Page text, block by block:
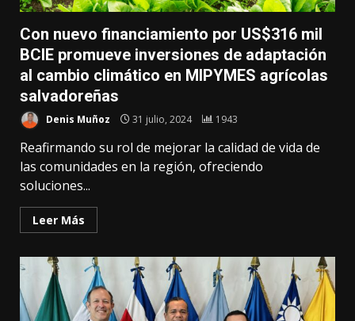
Con nuevo financiamiento por US$316 mil
BCIE promueve inversiones de adaptación
al cambio climático en MIPYMES agrícolas
salvadoreñas
Denis Muñoz 31 julio, 2024 1943
Reafirmando su rol de mejorar la calidad de vida de
las comunidades en la región, ofreciendo
soluciones...
Leer Más